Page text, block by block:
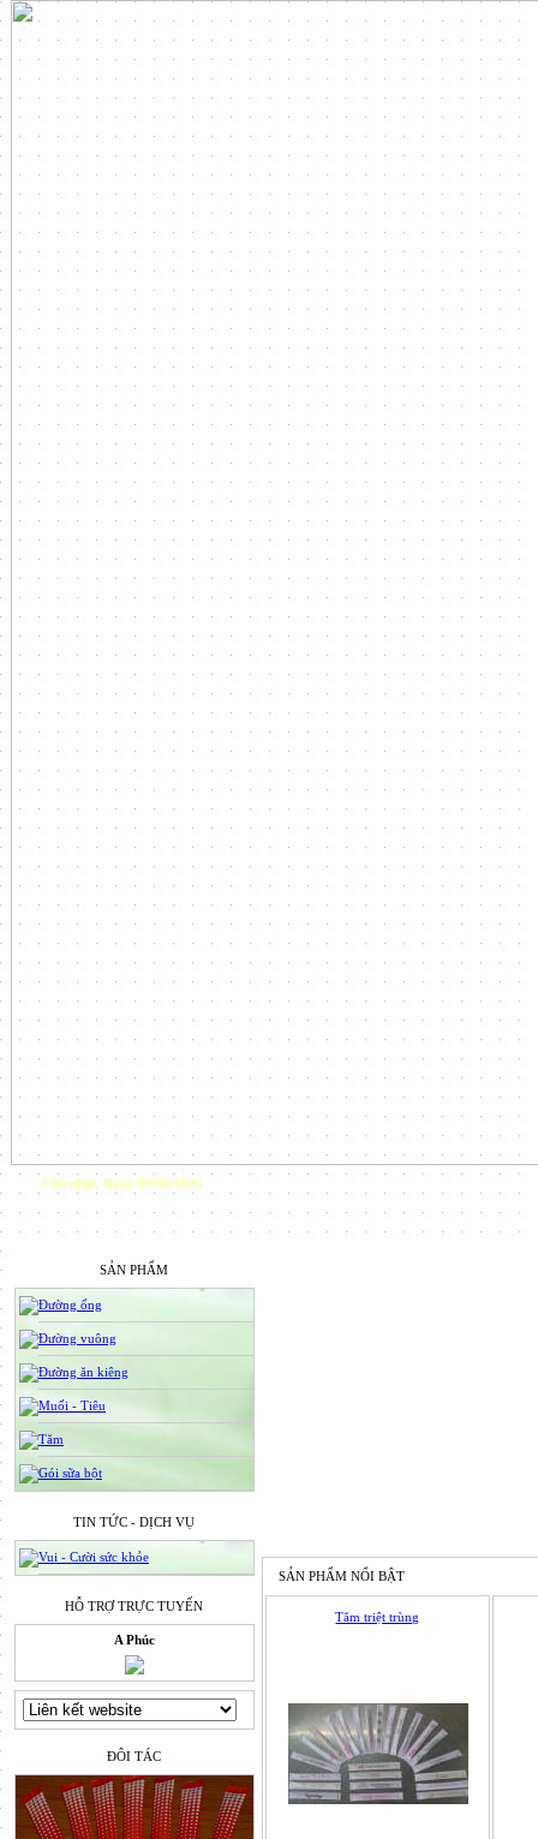
Chủ nhật, Ngày 09/08/2026
SẢN PHẨM
Đường ống
Đường vuông
Đường ăn kiêng
Muối - Tiêu
Tăm
Gói sữa bột
TIN TỨC - DỊCH VỤ
Vui - Cười sức khỏe
HỖ TRỢ TRỰC TUYẾN
A Phúc
ĐÔI TÁC
SẢN PHẨM NỔI BẬT
Tăm triệt trùng